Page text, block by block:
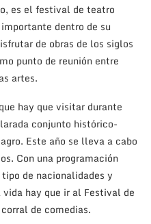
es el festival de teatro
dentro de su
de obras de los siglos
punto de reunión entre
artes.
hay que visitar durante
conjunto histórico-
Este año se lleva a cabo
Con una programación
de nacionalidades y
hay que ir al Festival de
de comedias.